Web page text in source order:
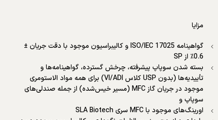
مزایا
گواهینامه ISO/IEC 17025 و کالیبراسیون موجود با دقت جریان ±
0.6٪ از SP
بسته شدن سوپاپ پیشرفته، چرخش گسترده، گواهینامه‌ها و
تأییدیه‌ها (بدون USP کلاس VI/ADI) برای همه مواد الاستومری
موجود در جریان گاز MFC (مسیر خیس‌شده) از جمله صندلی‌های
سوپاپ و
اورینگ‌های موجود با MFC سری SLA Biotech